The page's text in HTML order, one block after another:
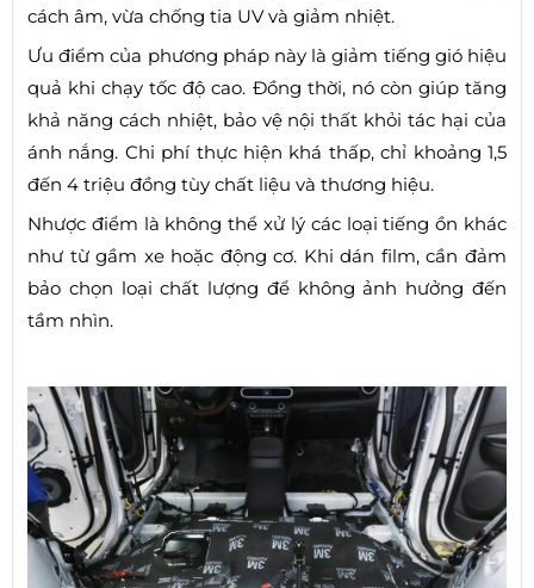
cách âm, vừa chống tia UV và giảm nhiệt.
Ưu điểm của phương pháp này là giảm tiếng gió hiệu
quả khi chạy tốc độ cao. Đồng thời, nó còn giúp tăng
khả năng cách nhiệt, bảo vệ nội thất khỏi tác hại của
ánh nắng. Chi phí thực hiện khá thấp, chỉ khoảng 1,5
đến 4 triệu đồng tùy chất liệu và thương hiệu.
Nhược điểm là không thể xử lý các loại tiếng ồn khác
như từ gầm xe hoặc động cơ. Khi dán film, cần đảm
bảo chọn loại chất lượng để không ảnh hưởng đến
tầm nhìn.